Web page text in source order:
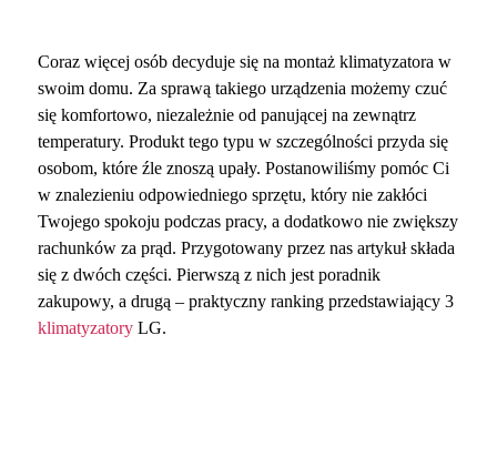
Coraz więcej osób decyduje się na montaż klimatyzatora w
swoim domu. Za sprawą takiego urządzenia możemy czuć
się komfortowo, niezależnie od panującej na zewnątrz
temperatury. Produkt tego typu w szczególności przyda się
osobom, które źle znoszą upały. Postanowiliśmy pomóc Ci
w znalezieniu odpowiedniego sprzętu, który nie zakłóci
Twojego spokoju podczas pracy, a dodatkowo nie zwiększy
rachunków za prąd. Przygotowany przez nas artykuł składa
się z dwóch części. Pierwszą z nich jest poradnik
zakupowy, a drugą – praktyczny ranking przedstawiający 3
klimatyzatoryLG.